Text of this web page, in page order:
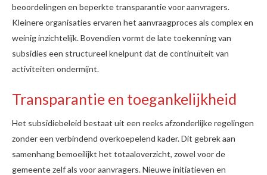
beoordelingen en beperkte transparantie voor aanvragers.
Kleinere organisaties ervaren het aanvraagproces als complex en
weinig inzichtelijk. Bovendien vormt de late toekenning van
subsidies een structureel knelpunt dat de continuïteit van
activiteiten ondermijnt.
Transparantie en toegankelijkheid
Het subsidiebeleid bestaat uit een reeks afzonderlijke regelingen
zonder een verbindend overkoepelend kader. Dit gebrek aan
samenhang bemoeilijkt het totaaloverzicht, zowel voor de
gemeente zelf als voor aanvragers. Nieuwe initiatieven en